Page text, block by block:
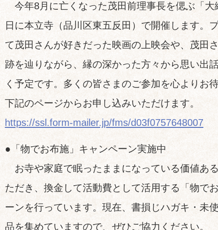
今年8月に亡くなった茂田前理事長を偲ぶ「大
日に本立寺（品川区東五反田）で開催します。
て茂田さんが好きだった映画の上映会や、茂田
跡を辿りながら、縁の深かった方々から思い出
く予定です。多くの皆さまのご参加を心よりお
下記のページからお申し込みいただけます。
https://ssl.form-mailer.jp/fms/d03f0757648007
●「物でお布施」キャンペーン実施中
お寺や家庭で眠ったままになっている価値あ
ただき、換金して活動費として活用する「物で
ーンを行っています。現在、書損じハガキ・未
品を集めていますので、ぜひご協力ください。